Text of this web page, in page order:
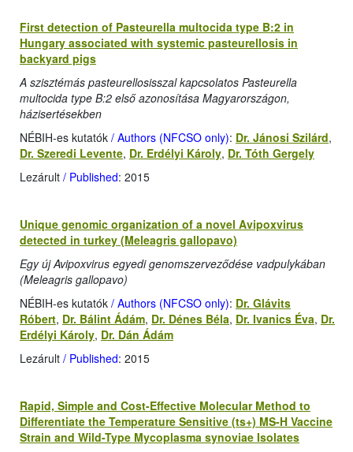
First detection of Pasteurella multocida type B:2 in
Hungary associated with systemic pasteurellosis in
backyard pigs
A szisztémás pasteurellosisszal kapcsolatos Pasteurella
multocida type B:2 első azonosítása Magyarországon,
házisertésekben
NÉBIH-es kutatók / Authors (NFCSO only): Dr. Jánosi Szilárd,
Dr. Szeredi Levente, Dr. Erdélyi Károly, Dr. Tóth Gergely
Lezárult / Published: 2015
Unique genomic organization of a novel Avipoxvirus
detected in turkey (Meleagris gallopavo)
Egy új Avipoxvirus egyedi genomszerveződése vadpulykában
(Meleagris gallopavo)
NÉBIH-es kutatók / Authors (NFCSO only): Dr. Glávits
Róbert, Dr. Bálint Ádám, Dr. Dénes Béla, Dr. Ivanics Éva, Dr.
Erdélyi Károly, Dr. Dán Ádám
Lezárult / Published: 2015
Rapid, Simple and Cost-Effective Molecular Method to
Differentiate the Temperature Sensitive (ts+) MS-H Vaccine
Strain and Wild-Type Mycoplasma synoviae Isolates